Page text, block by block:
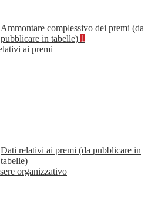
Ammontare complessivo dei premi (da
pubblicare in tabelle) 1
ai premi
Dati relativi ai premi (da pubblicare in
tabelle)
organizzativo